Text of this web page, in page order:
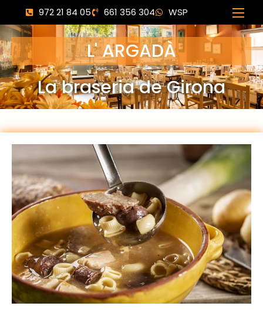
972 21 84 05 661 356 304 WSP
L' ARGADÀ
La braseria de Girona